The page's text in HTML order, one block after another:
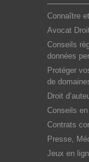
Connaître
Avocat
Conseils
données
Protéger
de
Droit
Conseils
Contrats
Presse,
Jeux en